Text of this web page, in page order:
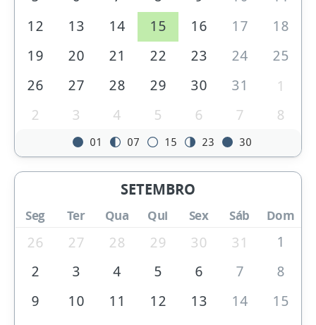
12
13 14 15 16 17
18
19
20 21 22 23 24
25
26
27 28 29 30 31
1
2
3 4 5 6 7 8
01 07 15 23 30
SETEMBRO
Seg Ter Qua Qui Sex Sáb Dom
26 27 28 29 30 31
1
2
3 4 5 6 7
8
9
10 11 12 13 14
15